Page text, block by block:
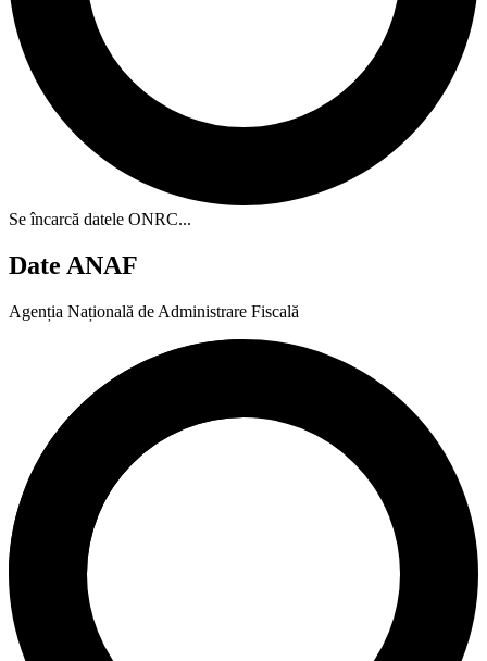
Se încarcă datele ONRC...
Date ANAF
Agenția Națională de Administrare Fiscală